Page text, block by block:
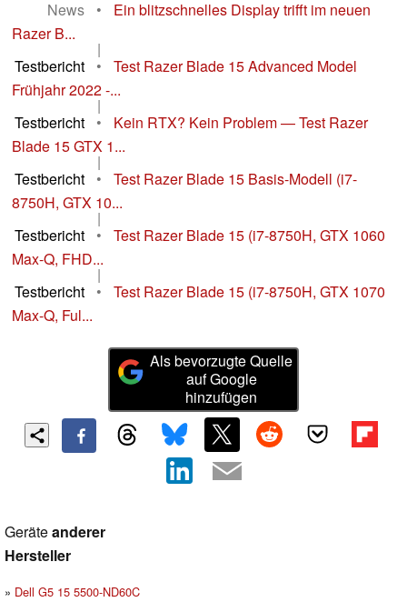
News •
Ein blitzschnelles Display trifft im neuen
Razer B...
|
Testbericht
•
Test Razer Blade 15 Advanced Model
Frühjahr 2022 -...
|
Testbericht
•
Kein RTX? Kein Problem — Test Razer
Blade 15 GTX 1...
|
Testbericht
•
Test Razer Blade 15 Basis-Modell (i7-
8750H, GTX 10...
|
Testbericht
•
Test Razer Blade 15 (i7-8750H, GTX 1060
Max-Q, FHD...
|
Testbericht
•
Test Razer Blade 15 (i7-8750H, GTX 1070
Max-Q, Ful...
Als bevorzugte Quelle
auf Google
hinzufügen
Geräteanderer
Hersteller
Dell G5 15 5500-ND60C